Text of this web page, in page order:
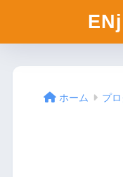
ホーム プ